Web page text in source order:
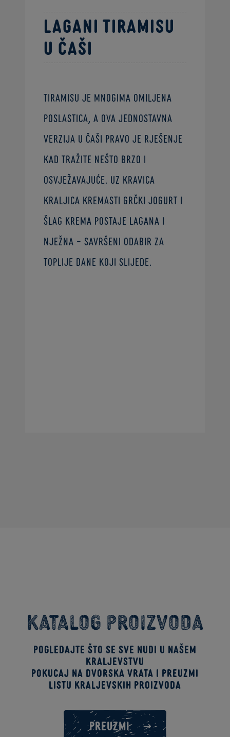
Lagani tiramisu
u čaši
Tiramisu je mnogima omiljena
poslastica, a ova jednostavna
verzija u čaši pravo je rješenje
kad tražite nešto brzo i
osvježavajuće. Uz Kravica
Kraljica kremasti grčki jogurt i
šlag krema postaje lagana i
nježna – savršeni odabir za
toplije dane koji slijede.
Katalog proizvoda
Pogledajte što se sve nudi u našem
kraljevstvu
Pokucaj na dvorska vrata i preuzmi
listu kraljevskih proizvoda
PREUZMI